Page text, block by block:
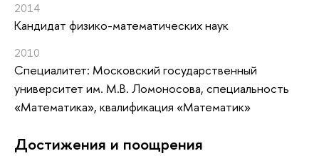
2014
Кандидат физико-математических наук
2010
Специалитет: Московский государственный
университет им. М.В. Ломоносова, специальность
«Математика», квалификация «Математик»
Достижения и поощрения